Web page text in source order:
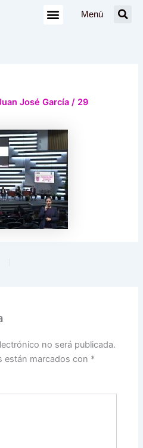
Menú
José García/ 29
no será publicada.
están marcados con *